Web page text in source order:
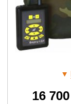
▼
16 700